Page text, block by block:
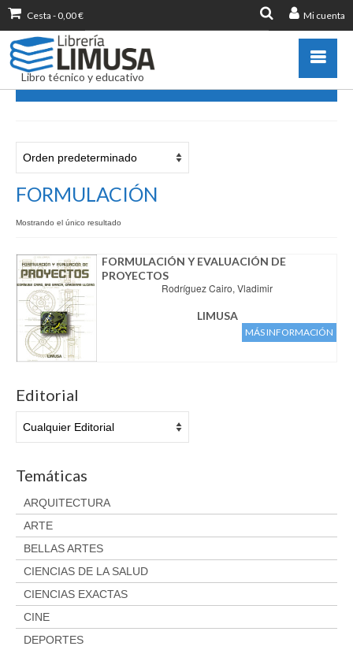
Mi cuenta
Cesta - 0,00€
Buscar
por:
Libro técnico y educativo
Destacados
Libros más vendidos
Publicar con nosotros
Zona de profesores
Información sobre libro
Ayuda
Contacto
Aviso legal
Política de privacidad
Cambios y devoluciones
FORMULACIÓN
Mostrando el único resultado
FORMULACIÓN Y EVALUACIÓN DE
PROYECTOS
Rodríguez Cairo, Vladimir
LIMUSA
MÁS INFORMACIÓN
Editorial
Temáticas
ARQUITECTURA
ARTE
BELLAS ARTES
CIENCIAS DE LA SALUD
CIENCIAS EXACTAS
CINE
DEPORTES